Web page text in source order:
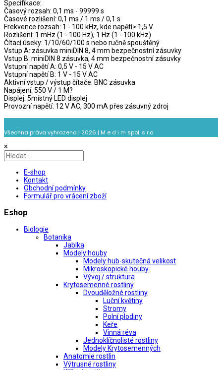
Specifikace:
Časový rozsah: 0,1 ms - 99999 s
Časové rozlišení: 0,1 ms / 1 ms / 0,1 s
Frekvence rozsah: 1 - 100 kHz, kde napětí> 1,5 V
Rozlišení: 1 mHz (1 - 100 Hz), 1 Hz (1 - 100 kHz)
Čítací úseky: 1/10/60/100 s nebo ručně spouštěný
Vstup A: zásuvka miniDIN 8, 4 mm bezpečnostní zásuvky
Vstup B: miniDIN 8 zásuvka, 4 mm bezpečnostní zásuvky
Vstupní napětí A: 0,5 V - 15 V AC
Vstupní napětí B: 1 V - 15 V AC
Aktivní vstup / výstup čítače: BNC zásuvka
Napájení: 550 V / 1 M?
Displej: 5místný LED displej
Provozní napětí: 12 V AC, 300 mA přes zásuvný zdroj
Všechna práva vyhrazena | 2026 | M e d i m spol. s r.o.
×
E-shop
Kontakt
Obchodní podmínky
Formulář pro vrácení zboží
Eshop
Biologie
Botanika
Jablka
Modely houby
Modely hub-skutečná velikost
Mikroskopické houby
Vývoj / struktura
Krytosemenné rostliny
Dvouděložné rostliny
Luční květiny
Stromy
Polní plodiny
Keře
Vinná réva
Jednoklíčnolisté rostliny
Modely Krytosemenných
Anatomie rostlin
Výtrusné rostliny